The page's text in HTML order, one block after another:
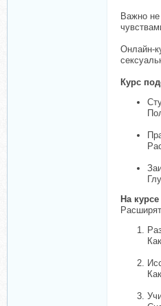
Важно не
Онлайн-
Курс
На